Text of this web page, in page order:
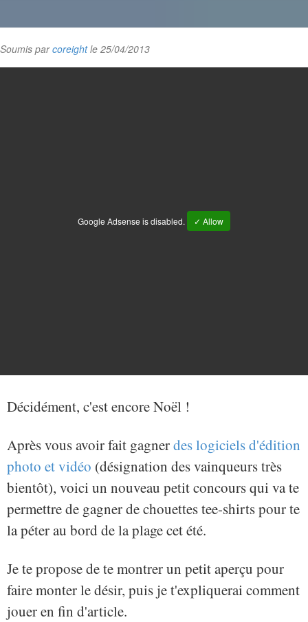
Soumis parcoreightle 25/04/2013
Google Adsense is disabled. ✓ Allow
Décidément, c'est encore Noël !
Après vous avoir fait gagnerdes logiciels d'édition
photo et vidéo (désignation des vainqueurs très
bientôt), voici un nouveau petit concours qui va te
permettre de gagner de chouettes tee-shirts pour te
la péter au bord de la plage cet été.
Je te propose de te montrer un petit aperçu pour
faire monter le désir, puis je t'expliquerai comment
jouer en fin d'article.